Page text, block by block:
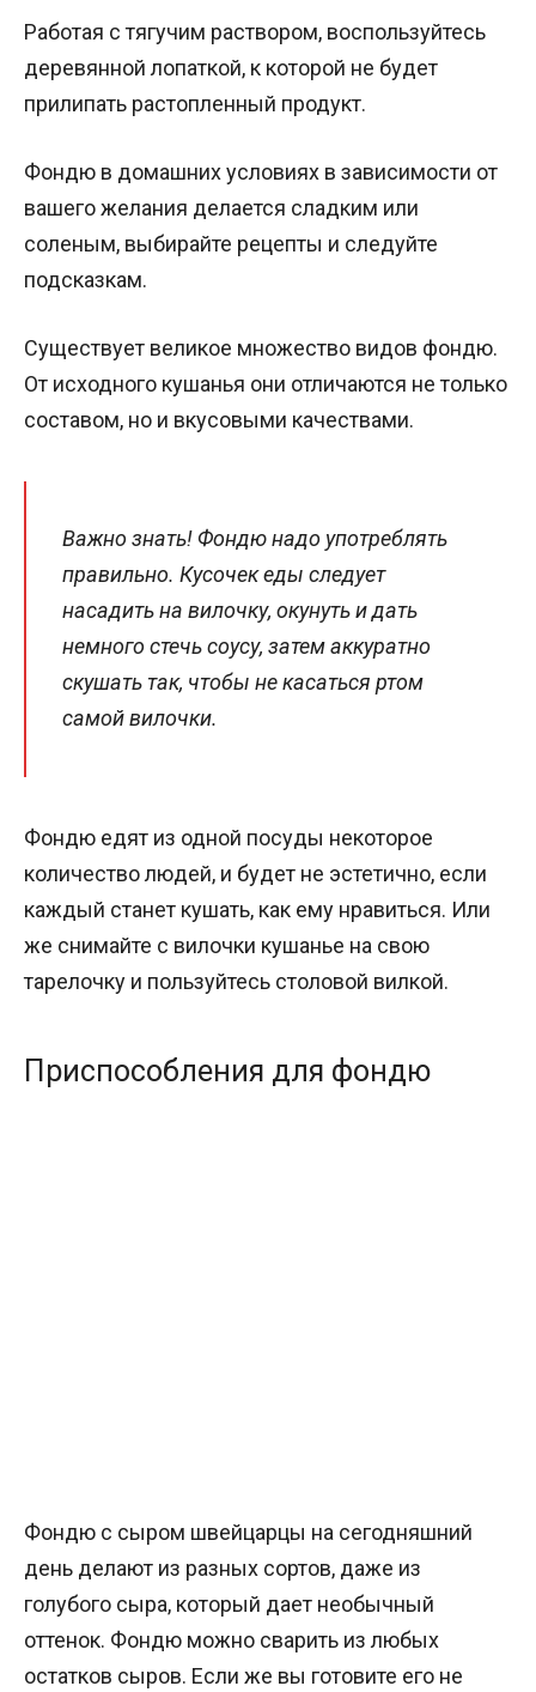
Работая с тягучим раствором, воспользуйтесь
деревянной лопаткой, к которой не будет
прилипать растопленный продукт.
Фондю в домашних условиях в зависимости от
вашего желания делается сладким или
соленым, выбирайте рецепты и следуйте
подсказкам.
Существует великое множество видов фондю.
От исходного кушанья они отличаются не только
составом, но и вкусовыми качествами.
Важно знать! Фондю надо употреблять
правильно. Кусочек еды следует
насадить на вилочку, окунуть и дать
немного стечь соусу, затем аккуратно
скушать так, чтобы не касаться ртом
самой вилочки.
Фондю едят из одной посуды некоторое
количество людей, и будет не эстетично, если
каждый станет кушать, как ему нравиться. Или
же снимайте с вилочки кушанье на свою
тарелочку и пользуйтесь столовой вилкой.
Приспособления для фондю
Фондю с сыром швейцарцы на сегодняшний
день делают из разных сортов, даже из
голубого сыра, который дает необычный
оттенок. Фондю можно сварить из любых
остатков сыров. Если же вы готовите его не